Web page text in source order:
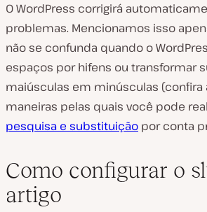
O WordPress corrigirá
problemas. Mencionamos isso
não se confunda quando o
espaços por hifens ou transformar
maiúsculas em minúsculas (confira
maneiras pelas quais você pode
pesquisa e substituição por conta
Como configurar o
artigo